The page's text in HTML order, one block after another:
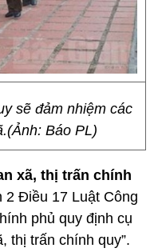
sẽ đảm nhiệm các
Báo PL)
xã, thị trấn chính
2 Điều 17 Luật Công
phủ quy định cụ
thị trấn chính quy”.